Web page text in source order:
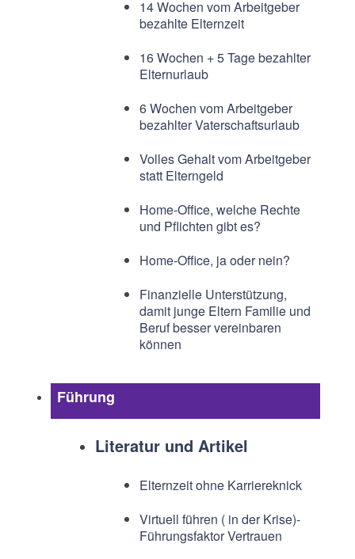
14 Wochen vom Arbeitgeber
bezahlte Elternzeit
16 Wochen + 5 Tage bezahlter
Elternurlaub
6 Wochen vom Arbeitgeber
bezahlter Vaterschaftsurlaub
Volles Gehalt vom Arbeitgeber
statt Elterngeld
Home-Office, welche Rechte
und Pflichten gibt es?
Home-Office, ja oder nein?
Finanzielle Unterstützung,
damit junge Eltern Familie und
Beruf besser vereinbaren
können
Führung
Literatur und Artikel
Elternzeit ohne Karriereknick
Virtuell führen ( in der Krise)-
Führungsfaktor Vertrauen